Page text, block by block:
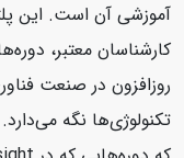
آموزشی آن است. این
کارشناسان معتبر،
روزافزون در صنعت
تکنولوژی‌ها نگه می‌دارد.